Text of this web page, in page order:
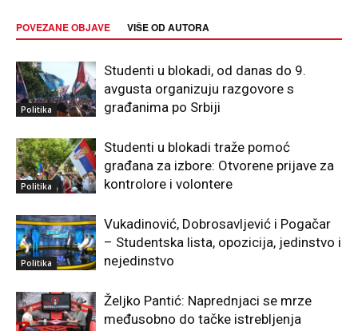
POVEZANE OBJAVE VIŠE OD AUTORA
Politika
Studenti u blokadi, od danas do 9.
avgusta organizuju razgovore s
građanima po Srbiji
Politika
Studenti u blokadi traže pomoć
građana za izbore: Otvorene prijave za
kontrolore i volontere
Politika
Vukadinović, Dobrosavljević i Pogačar
– Studentska lista, opozicija, jedinstvo i
nejedinstvo
Željko Pantić: Naprednjaci se mrze
međusobno do tačke istrebljenja